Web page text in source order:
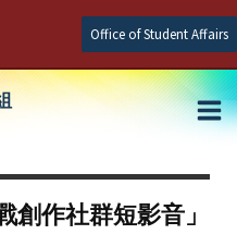
Office of Student Affairs
創作社群短影音」